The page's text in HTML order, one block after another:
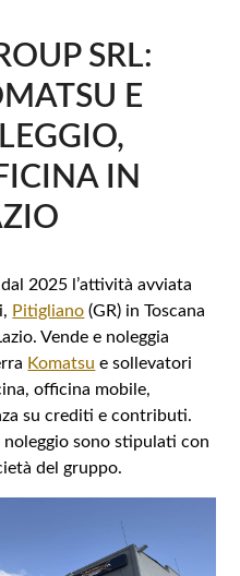
SRL:
E
IN
2025 l’attività avviata
Pitigliano (GR) in Toscana
Vende e noleggia
Komatsu e sollevatori
officina mobile,
su crediti e contributi.
sono stipulati con
del gruppo.